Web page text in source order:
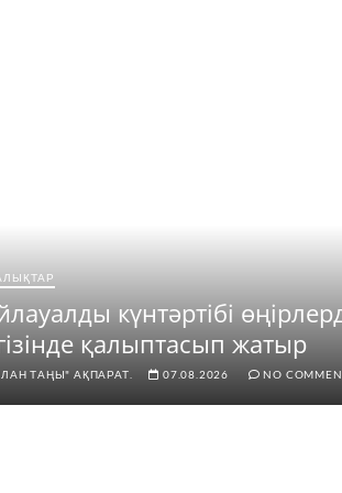
күнтәртібі
қалыптасып жатыр
ТАҢЫ" АҚПАРАТ. 07.08.2026 NO